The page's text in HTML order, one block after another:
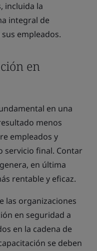
incluida la
integral de
empleados.
en
en una
menos
empleados y
servicio final. Contar
en última
rentable y eficaz.
las organizaciones
en seguridad a
en la cadena de
se deben